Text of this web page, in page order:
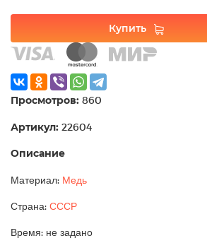
Купить
Просмотров: 860
Артикул: 22604
Описание
Материал: Медь
Страна: СССР
Время: не задано